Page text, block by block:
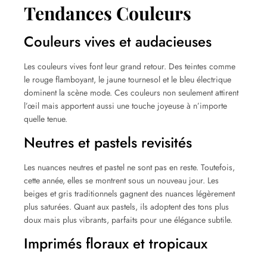
Tendances Couleurs
Couleurs vives et audacieuses
Les couleurs vives font leur grand retour. Des teintes comme
le rouge flamboyant, le jaune tournesol et le bleu électrique
dominent la scène mode. Ces couleurs non seulement attirent
l’œil mais apportent aussi une touche joyeuse à n’importe
quelle tenue.
Neutres et pastels revisités
Les nuances neutres et pastel ne sont pas en reste. Toutefois,
cette année, elles se montrent sous un nouveau jour. Les
beiges et gris traditionnels gagnent des nuances légèrement
plus saturées. Quant aux pastels, ils adoptent des tons plus
doux mais plus vibrants, parfaits pour une élégance subtile.
Imprimés floraux et tropicaux